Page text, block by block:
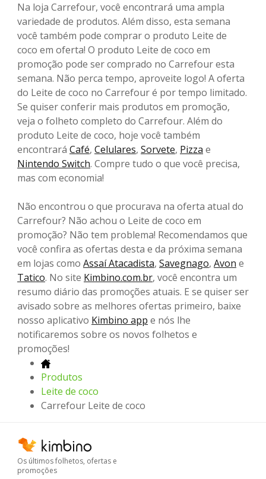
Na loja Carrefour, você encontrará uma ampla
variedade de produtos. Além disso, esta semana
você também pode comprar o produto Leite de
coco em oferta! O produto Leite de coco em
promoção pode ser comprado no Carrefour esta
semana. Não perca tempo, aproveite logo! A oferta
do Leite de coco no Carrefour é por tempo limitado.
Se quiser conferir mais produtos em promoção,
veja o folheto completo do Carrefour. Além do
produto Leite de coco, hoje você também
encontrará Café, Celulares, Sorvete, Pizza e
Nintendo Switch. Compre tudo o que você precisa,
mas com economia!
Não encontrou o que procurava na oferta atual do
Carrefour? Não achou o Leite de coco em
promoção? Não tem problema! Recomendamos que
você confira as ofertas desta e da próxima semana
em lojas como Assaí Atacadista, Savegnago, Avon e
Tatico. No site Kimbino.com.br, você encontra um
resumo diário das promoções atuais. E se quiser ser
avisado sobre as melhores ofertas primeiro, baixe
nosso aplicativo Kimbino app e nós lhe
notificaremos sobre os novos folhetos e
promoções!
Produtos
Leite de coco
Carrefour Leite de coco
Os últimos folhetos, ofertas e
promoções